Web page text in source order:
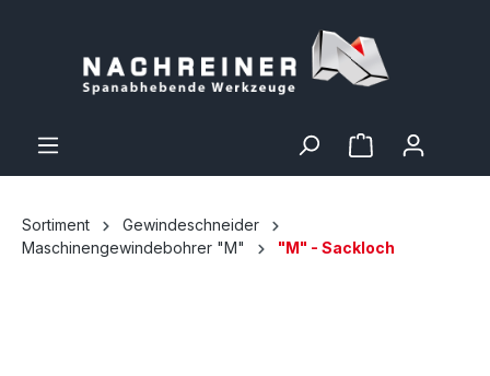
Sortiment
Gewindeschneider
Maschinengewindebohrer "M"
"M" - Sackloch